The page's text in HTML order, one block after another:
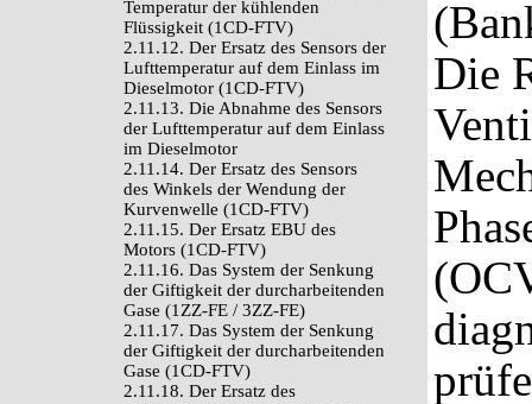
Temperatur der kühlenden
Flüssigkeit (1CD-FTV)
2.11.12. Der Ersatz des Sensors der
Lufttemperatur auf dem Einlass im
Dieselmotor (1CD-FTV)
2.11.13. Die Abnahme des Sensors
der Lufttemperatur auf dem Einlass
im Dieselmotor
2.11.14. Der Ersatz des Sensors
des Winkels der Wendung der
Kurvenwelle (1CD-FTV)
2.11.15. Der Ersatz EBU des
Motors (1CD-FTV)
2.11.16. Das System der Senkung
der Giftigkeit der durcharbeitenden
Gase (1ZZ-FE / 3ZZ-FE)
2.11.17. Das System der Senkung
der Giftigkeit der durcharbeitenden
Gase (1CD-FTV)
2.11.18. Der Ersatz des
Die